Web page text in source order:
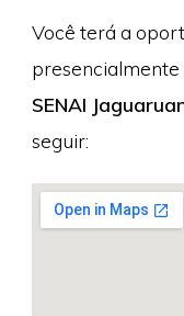
Você terá a
SENAI
seguir: